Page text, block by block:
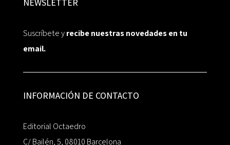
Suscríbete yrecibe nuestras novedades en tu
email.
INFORMACIÓN DE CONTACTO
Editorial Octaedro
C/ Bailén, 5, 08010 Barcelona